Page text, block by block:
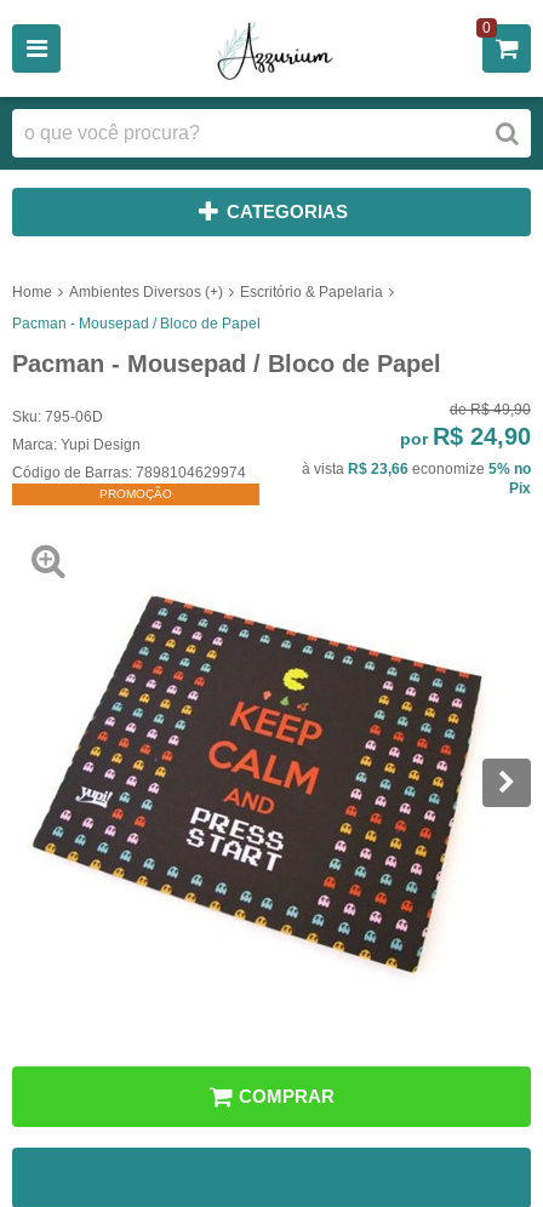
0
CATEGORIAS
Home Ambientes Diversos (+)
Escritório & Papelaria
Pacman - Mousepad / Bloco de Papel
Pacman - Mousepad / Bloco de Papel
Sku: 795-06D
Marca: Yupi Design
Código de Barras: 7898104629974
PROMOÇÃO
de R$ 49,90
por R$ 24,90
à vista R$ 23,66 economize 5% no
Pix
COMPRAR